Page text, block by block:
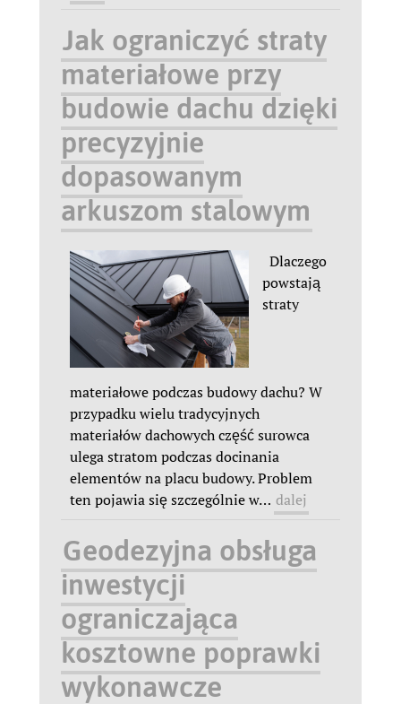
Jak ograniczyć straty
materiałowe przy
budowie dachu dzięki
precyzyjnie
dopasowanym
arkuszom stalowym
Dlaczego
powstają
straty
materiałowe podczas budowy dachu? W
przypadku wielu tradycyjnych
materiałów dachowych część surowca
ulega stratom podczas docinania
elementów na placu budowy. Problem
ten pojawia się szczególnie w… dalej
Geodezyjna obsługa
inwestycji
ograniczająca
kosztowne poprawki
wykonawcze